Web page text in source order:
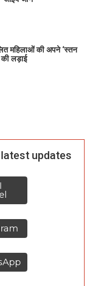
महिलाओं की अपने ‘स्तन
लड़ाई
updates